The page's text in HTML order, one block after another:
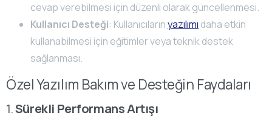
cevap verebilmesi için düzenli olarak güncellenmesi.
Kullanıcı Desteği: Kullanıcılarınyazılımı daha etkin
kullanabilmesi için eğitimler veya teknik destek
sağlanması.
Özel Yazılım Bakım ve Desteğin Faydaları
1.Sürekli Performans Artışı